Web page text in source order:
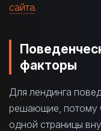
сайта.
факторы
Для лендинга
решающие, потому
одной страницы